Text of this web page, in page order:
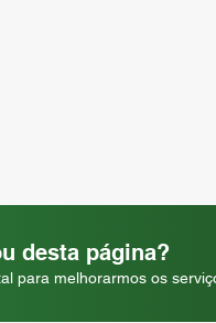
desta página?
para melhorarmos os